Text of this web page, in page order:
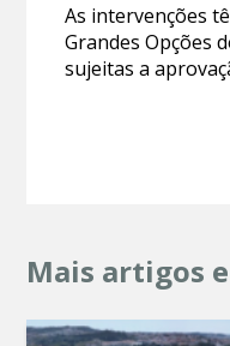
As intervenções
Grandes Opções
sujeitas a
Mais artigos